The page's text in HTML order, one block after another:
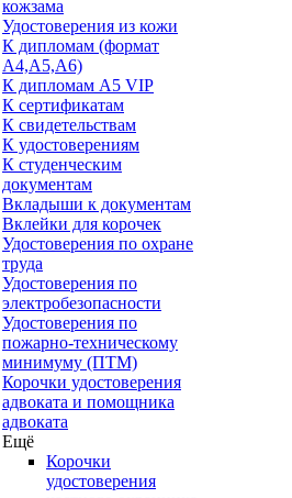
кожзама
Удостоверения из кожи
К дипломам (формат
А4,А5,А6)
К дипломам А5 VIP
К сертификатам
К свидетельствам
К удостоверениям
К студенческим
документам
Вкладыши к документам
Вклейки для корочек
Удостоверения по охране
труда
Удостоверения по
электробезопасности
Удостоверения по
пожарно-техническому
минимуму (ПТМ)
Корочки удостоверения
адвоката и помощника
адвоката
Ещё
Корочки
удостоверения